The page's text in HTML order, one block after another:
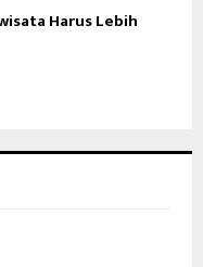
Harus Lebih